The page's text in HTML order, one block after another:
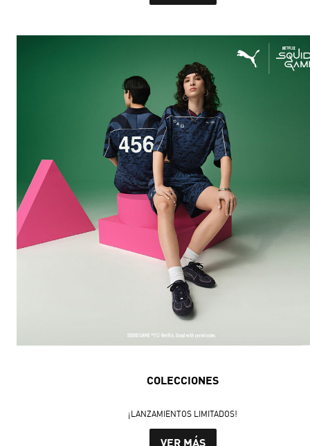
COLECCIONES
¡LANZAMIENTOS LIMITADOS!
VER MÁS